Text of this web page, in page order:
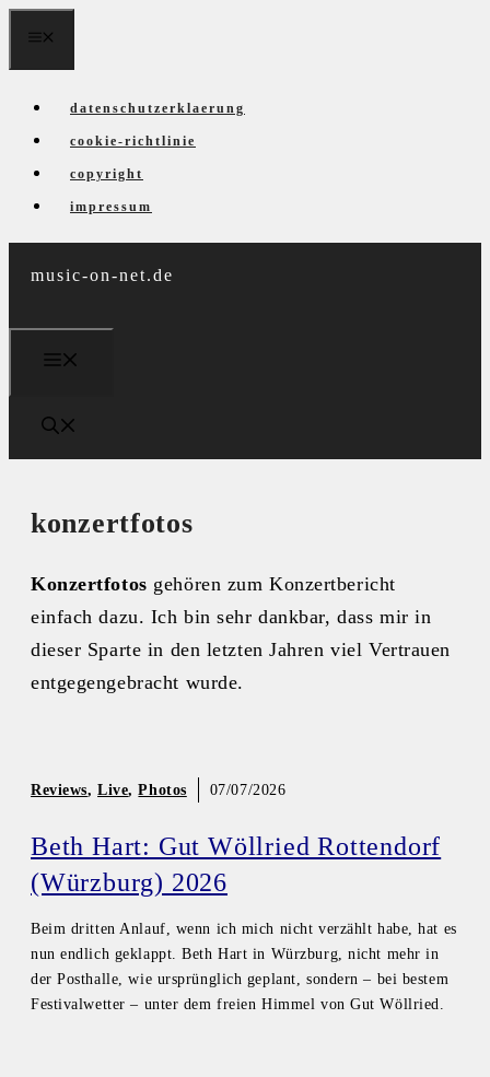
datenschutzerklaerung
cookie-richtlinie
copyright
impressum
music-on-net.de
konzertfotos
Konzertfotos gehören zum Konzertbericht
einfach dazu. Ich bin sehr dankbar, dass mir in
dieser Sparte in den letzten Jahren viel Vertrauen
entgegengebracht wurde.
Reviews,Live,Photos 07/07/2026
Beth Hart: Gut Wöllried Rottendorf
(Würzburg) 2026
Beim dritten Anlauf, wenn ich mich nicht verzählt habe, hat es
nun endlich geklappt. Beth Hart in Würzburg, nicht mehr in
der Posthalle, wie ursprünglich geplant, sondern – bei bestem
Festivalwetter – unter dem freien Himmel von Gut Wöllried.